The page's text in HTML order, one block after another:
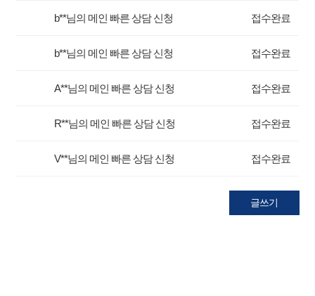
b**님의 메인 빠른 상담 신청 접수완료
b**님의 메인 빠른 상담 신청 접수완료
A**님의 메인 빠른 상담 신청 접수완료
R**님의 메인 빠른 상담 신청 접수완료
V**님의 메인 빠른 상담 신청 접수완료
글쓰기